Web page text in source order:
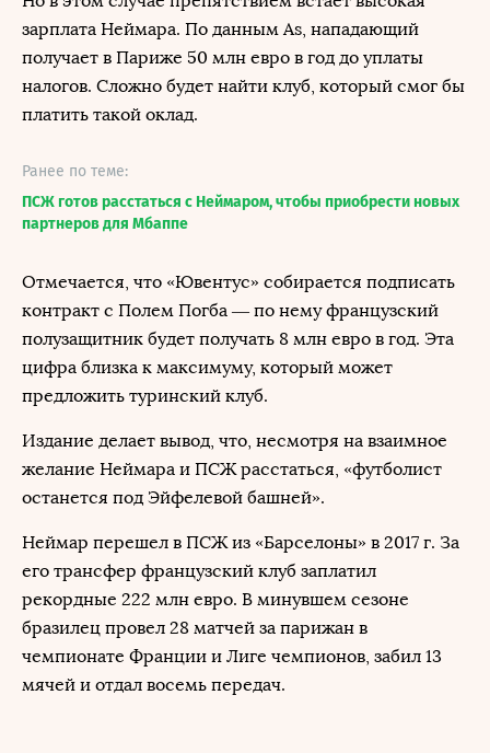
зарплата Неймара. По данным As, нападающий
получает в Париже 50 млн евро в год до уплаты
налогов. Сложно будет найти клуб, который смог бы
платить такой оклад.
Ранее по теме:
ПСЖ готов расстаться с Неймаром, чтобы приобрести новых
партнеров для Мбаппе
Отмечается, что «Ювентус» собирается подписать
контракт с Полем Погба — по нему французский
полузащитник будет получать 8 млн евро в год. Эта
цифра близка к максимуму, который может
предложить туринский клуб.
Издание делает вывод, что, несмотря на взаимное
желание Неймара и ПСЖ расстаться, «футболист
останется под Эйфелевой башней».
Неймар перешел в ПСЖ из «Барселоны» в 2017 г. За
его трансфер французский клуб заплатил
рекордные 222 млн евро. В минувшем сезоне
бразилец провел 28 матчей за парижан в
чемпионате Франции и Лиге чемпионов, забил 13
мячей и отдал восемь передач.